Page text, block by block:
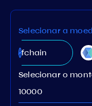
Selecionar a
Sifchain
Selecionar o